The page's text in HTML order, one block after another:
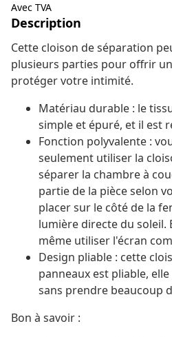
Avec TVA
Description
Cette cloison de séparation
plusieurs parties pour offrir
protéger votre intimité.
Matériau durable : le
simple et épuré, et il est
Fonction polyvalente :
seulement utiliser la
séparer la chambre à
partie de la pièce selon
placer sur le côté de la
lumière directe du soleil.
même utiliser l'écran
Design pliable : cette
panneaux est pliable,
sans prendre beaucoup
Bon à savoir :